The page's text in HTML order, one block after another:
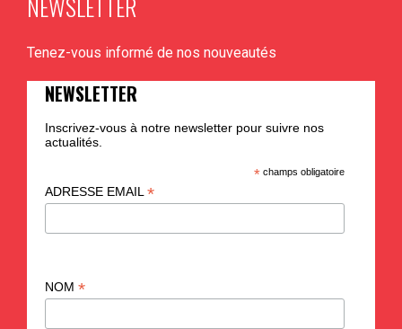
NEWSLETTER
Tenez-vous informé de nos nouveautés
NEWSLETTER
Inscrivez-vous à notre newsletter pour suivre nos
actualités.
* champs obligatoire
ADRESSE EMAIL *
NOM *